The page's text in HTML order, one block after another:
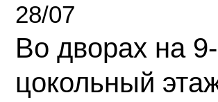
28/07
Во дворах на
цокольный